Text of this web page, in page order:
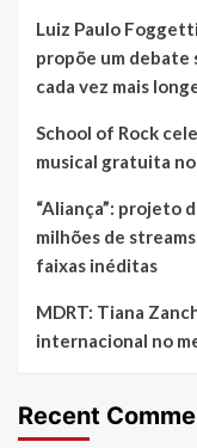
Luiz Paulo
propõe um debate
cada vez mais
School of Rock
musical gratuita
“Aliança”: projeto
milhões de
faixas inéditas
MDRT: Tiana
internacional no
Recent